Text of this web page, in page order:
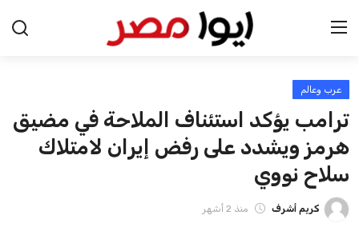
الرئيسية
اخبار مصر
عرب وعالم
اقتصاد
عرب وعالم
ترامب يؤكد استئناف الملاحة في مضيق
هرمز ويشدد على رفض إيران لامتلاك
سلاح نووي
كريم أشرف منذ 2 أشهر